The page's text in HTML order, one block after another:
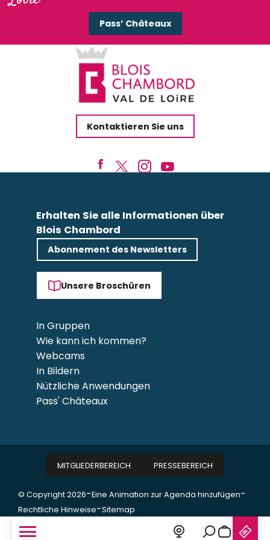
Station Bee's Chaumont sur Loire
100 pour 100 BIKE Blois
Pass’ Châteaux
Kontaktieren Sie uns
Erhalten Sie alle Informationen über
Blois Chambord
Abonnement des Newsletters
Unsere Broschüren
In Gruppen
Wie kann ich kommen?
Webcams
In Bildern
Nützliche Anwendungen
Pass' Châteaux
© Copyright 2026-Eine Animation zur Agenda hinzufügen-
Rechtliche Hinweise-Sitemap
MITGLIEDERBEREICH PRESSEBEREICH